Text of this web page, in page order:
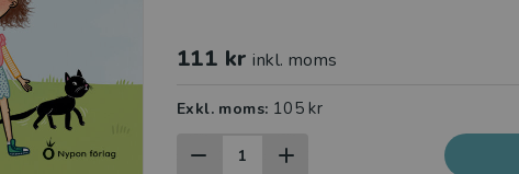
111 kr inkl. moms
Exkl. moms: 105 kr